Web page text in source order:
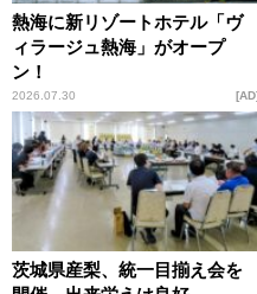
熱海に新リゾートホテル「ヴ
ィラージュ熱海」がオープ
ン！
2026.07.30 AD
茨城県産梨、統一目揃え会を